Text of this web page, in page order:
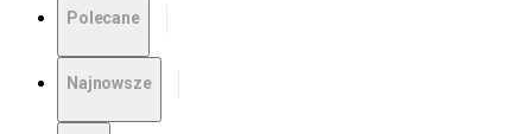
Polecane
Najnowsze